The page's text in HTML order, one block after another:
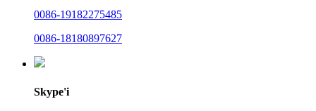
0086-19182275485
0086-18180897627
Skype'i